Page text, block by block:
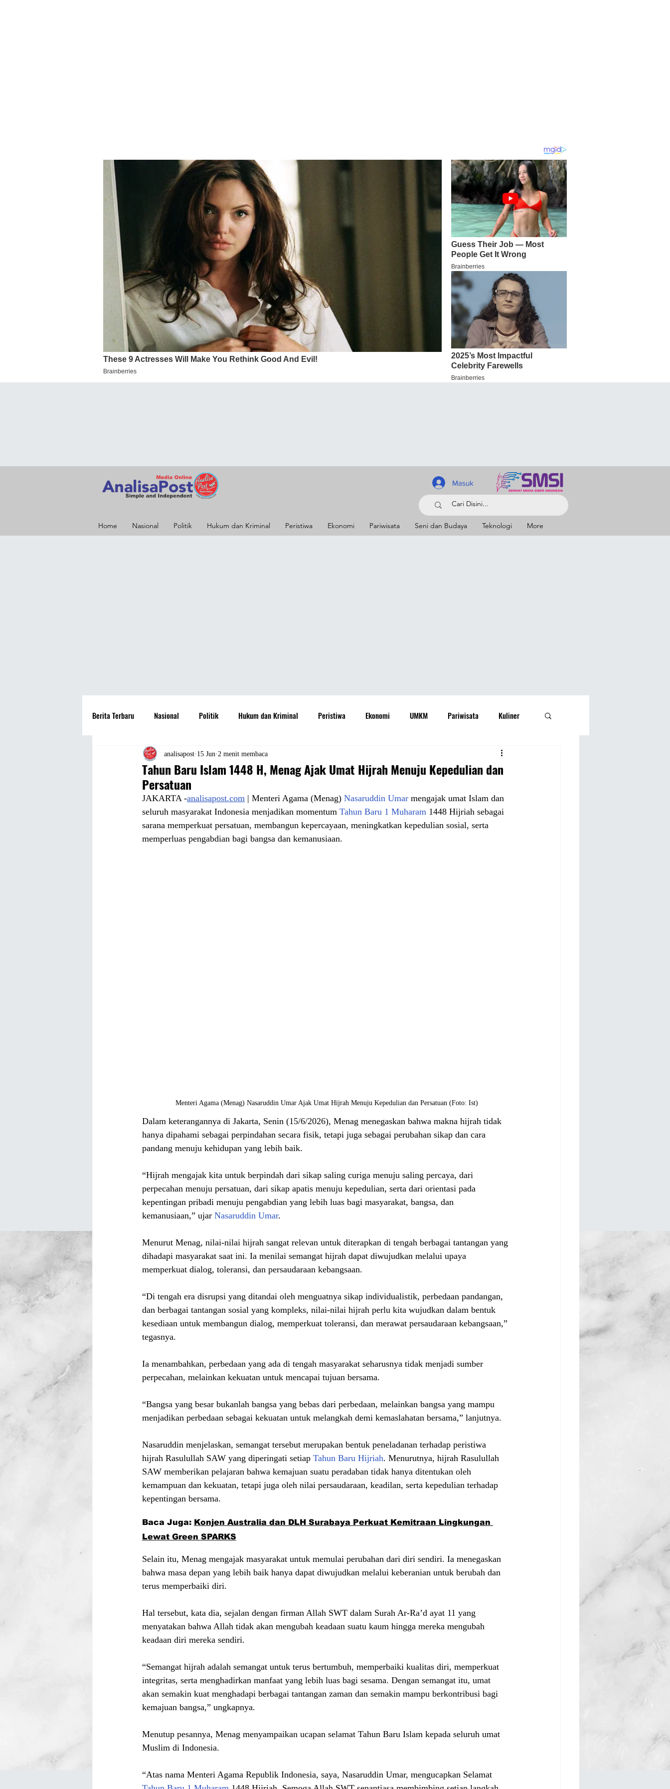
Masuk
Home Nasional Politik Hukum dan Kriminal Peristiwa Ekonomi Pariwisata Seni dan Budaya Teknologi More
Berita Terbaru Nasional Politik Hukum dan Kriminal Peristiwa Ekonomi UMKM Pariwisata Kuliner
Travel Seni dan Budaya Sastra Lifestyle
Film Hiburan Properti Informasi Ramalan Bintang Opini Aspirasi Rakyat Olahraga
Pendidikan Perguruan Tinggi Sejarah Pemerintah
Tahun Baru Islam 1448 H, Menag Ajak Umat Hijrah Menuju Kepedulian dan
Persatuan
analisapost 15 Jun 2 menit membaca
JAKARTA -analisapost.com | Menteri Agama (Menag) Nasaruddin Umar mengajak umat Islam dan
seluruh masyarakat Indonesia menjadikan momentum Tahun Baru 1 Muharam 1448 Hijriah sebagai
sarana memperkuat persatuan, membangun kepercayaan, meningkatkan kepedulian sosial, serta
memperluas pengabdian bagi bangsa dan kemanusiaan.
Menteri Agama (Menag) Nasaruddin Umar Ajak Umat Hijrah Menuju Kepedulian dan Persatuan (Foto: Ist)
Dalam keterangannya di Jakarta, Senin (15/6/2026), Menag menegaskan bahwa makna hijrah tidak
hanya dipahami sebagai perpindahan secara fisik, tetapi juga sebagai perubahan sikap dan cara
pandang menuju kehidupan yang lebih baik.
“Hijrah mengajak kita untuk berpindah dari sikap saling curiga menuju saling percaya, dari
perpecahan menuju persatuan, dari sikap apatis menuju kepedulian, serta dari orientasi pada
kepentingan pribadi menuju pengabdian yang lebih luas bagi masyarakat, bangsa, dan
kemanusiaan,” ujar Nasaruddin Umar.
Menurut Menag, nilai-nilai hijrah sangat relevan untuk diterapkan di tengah berbagai tantangan yang
dihadapi masyarakat saat ini. Ia menilai semangat hijrah dapat diwujudkan melalui upaya
memperkuat dialog, toleransi, dan persaudaraan kebangsaan.
“Di tengah era disrupsi yang ditandai oleh menguatnya sikap individualistik, perbedaan pandangan,
dan berbagai tantangan sosial yang kompleks, nilai-nilai hijrah perlu kita wujudkan dalam bentuk
kesediaan untuk membangun dialog, memperkuat toleransi, dan merawat persaudaraan kebangsaan,”
tegasnya.
Ia menambahkan, perbedaan yang ada di tengah masyarakat seharusnya tidak menjadi sumber
perpecahan, melainkan kekuatan untuk mencapai tujuan bersama.
“Bangsa yang besar bukanlah bangsa yang bebas dari perbedaan, melainkan bangsa yang mampu
menjadikan perbedaan sebagai kekuatan untuk melangkah demi kemaslahatan bersama,” lanjutnya.
Nasaruddin menjelaskan, semangat tersebut merupakan bentuk peneladanan terhadap peristiwa
hijrah Rasulullah SAW yang diperingati setiap Tahun Baru Hijriah. Menurutnya, hijrah Rasulullah
SAW memberikan pelajaran bahwa kemajuan suatu peradaban tidak hanya ditentukan oleh
kemampuan dan kekuatan, tetapi juga oleh nilai persaudaraan, keadilan, serta kepedulian terhadap
kepentingan bersama.
Baca Juga: Konjen Australia dan DLH Surabaya Perkuat Kemitraan Lingkungan
Lewat Green SPARKS
Selain itu, Menag mengajak masyarakat untuk memulai perubahan dari diri sendiri. Ia menegaskan
bahwa masa depan yang lebih baik hanya dapat diwujudkan melalui keberanian untuk berubah dan
terus memperbaiki diri.
Hal tersebut, kata dia, sejalan dengan firman Allah SWT dalam Surah Ar-Ra’d ayat 11 yang
menyatakan bahwa Allah tidak akan mengubah keadaan suatu kaum hingga mereka mengubah
keadaan diri mereka sendiri.
“Semangat hijrah adalah semangat untuk terus bertumbuh, memperbaiki kualitas diri, memperkuat
integritas, serta menghadirkan manfaat yang lebih luas bagi sesama. Dengan semangat itu, umat
akan semakin kuat menghadapi berbagai tantangan zaman dan semakin mampu berkontribusi bagi
kemajuan bangsa,” ungkapnya.
Menutup pesannya, Menag menyampaikan ucapan selamat Tahun Baru Islam kepada seluruh umat
Muslim di Indonesia.
“Atas nama Menteri Agama Republik Indonesia, saya, Nasaruddin Umar, mengucapkan Selamat